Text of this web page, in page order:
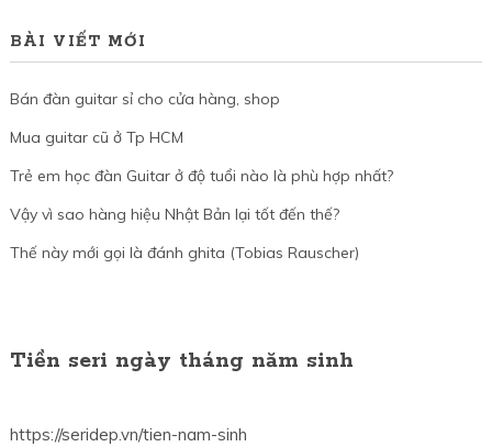
BÀI VIẾT MỚI
Bán đàn guitar sỉ cho cửa hàng, shop
Mua guitar cũ ở Tp HCM
Trẻ em học đàn Guitar ở độ tuổi nào là phù hợp nhất?
Vậy vì sao hàng hiệu Nhật Bản lại tốt đến thế?
Thế này mới gọi là đánh ghita (Tobias Rauscher)
Tiền seri ngày tháng năm sinh
https://seridep.vn/tien-nam-sinh